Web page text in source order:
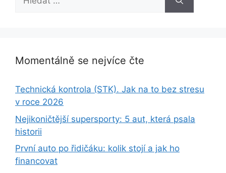
Momentálně se nejvíce čte
Technická kontrola (STK). Jak na to bez stresu
v roce 2026
Nejikoničtější supersporty: 5 aut, která psala
historii
První auto po řidičáku: kolik stojí a jak ho
financovat